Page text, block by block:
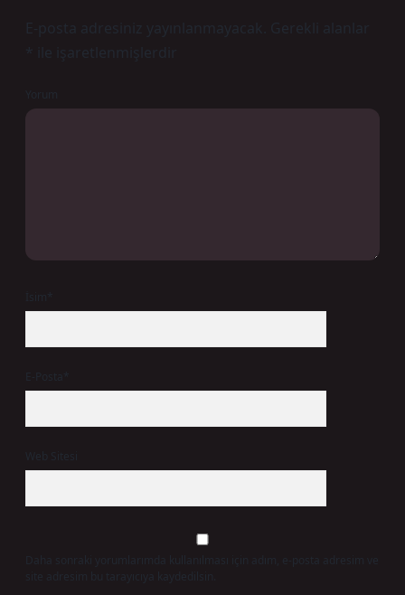
E-posta adresiniz yayınlanmayacak.
Gerekli alanlar
ile işaretlenmişlerdir
Daha sonraki yorumlarımda kullanılması için adım, e-posta adresim ve